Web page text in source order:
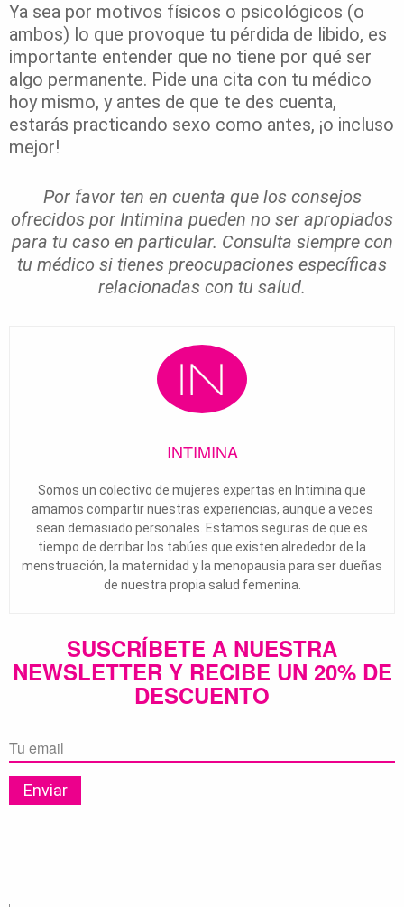
Ya sea por motivos físicos o psicológicos (o
ambos) lo que provoque tu pérdida de libido, es
importante entender que no tiene por qué ser
algo permanente. Pide una cita con tu médico
hoy mismo, y antes de que te des cuenta,
estarás practicando sexo como antes, ¡o incluso
mejor!
Por favor ten en cuenta que los consejos
ofrecidos por Intimina pueden no ser apropiados
para tu caso en particular. Consulta siempre con
tu médico si tienes preocupaciones específicas
relacionadas con tu salud.
INTIMINA
Somos un colectivo de mujeres expertas en Intimina que
amamos compartir nuestras experiencias, aunque a veces
sean demasiado personales. Estamos seguras de que es
tiempo de derribar los tabúes que existen alrededor de la
menstruación, la maternidad y la menopausia para ser dueñas
de nuestra propia salud femenina.
SUSCRÍBETE A NUESTRA
NEWSLETTER Y RECIBE UN 20% DE
DESCUENTO